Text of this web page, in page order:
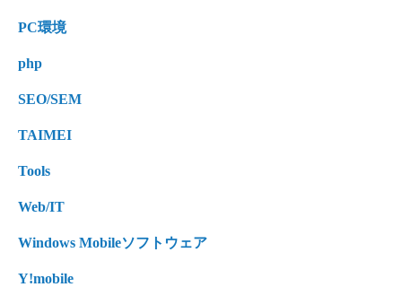
PC環境
php
SEO/SEM
TAIMEI
Tools
Web/IT
Windows Mobileソフトウェア
Y!mobile